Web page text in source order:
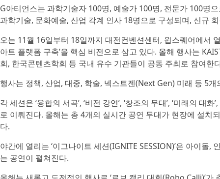
G아티언스는 과학기술자 100명, 예술가 100명, 전문가 100명
과학기술, 문화예술, 산업 각계 인사 18명으로 구성되며, 신규
오는 11월 16일부터 18일까지 대전컨벤션센터, 윕스퀘어에서
아트 플랫폼 구축’을 핵심 비전으로 삼고 있다. 올해 행사는
회, 한국콘텐츠학회 등 국내 유수 기관들이 공동 주최로 참여한
행사는 정책, 산업, 대중, 학술, 넥스트젠(Next Gen) 미래 등 5
각 세션은 ‘융합의 서곡’, ‘비전 강연’, ‘창조의 무대’, ‘미래의
로 이뤄진다. 올해는 총 4개의 실시간 공연 무대가 현장에 설치
다.
야간에 열리는 ‘이그나이트 세션(IGNITE SESSION)’은 아이
는 공연이 펼쳐진다.